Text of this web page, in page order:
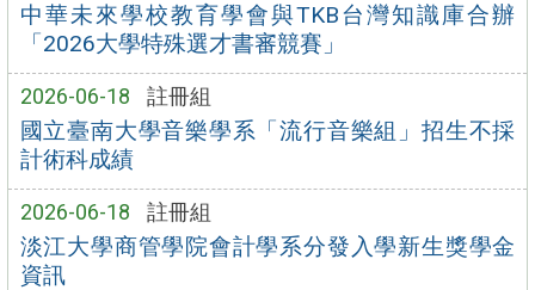
中華未來學校教育學會與TKB台灣知識庫合辦
「2026大學特殊選才書審競賽」
2026-06-18 註冊組
國立臺南大學音樂學系「流行音樂組」招生不採
計術科成績
2026-06-18 註冊組
淡江大學商管學院會計學系分發入學新生獎學金
資訊